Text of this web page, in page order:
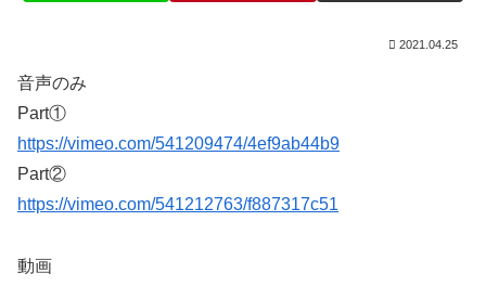
2021.04.25
音声のみ
Part①
https://vimeo.com/541209474/4ef9ab44b9
Part②
https://vimeo.com/541212763/f887317c51
動画